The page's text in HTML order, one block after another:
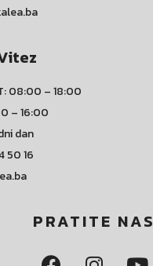
08:00 – 18:00
– 16:00
dan
50 16
PRATITE NAS